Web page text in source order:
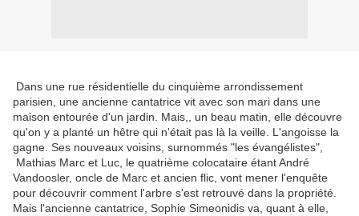
Dans une rue résidentielle du cinquième arrondissement
parisien, une ancienne cantatrice vit avec son mari dans une
maison entourée d'un jardin. Mais,, un beau matin, elle découvre
qu'on y a planté un hêtre qui n'était pas là la veille. L'angoisse la
gagne. Ses nouveaux voisins, surnommés "les évangélistes",
Mathias Marc et Luc, le quatrième colocataire étant André
Vandoosler, oncle de Marc et ancien flic, vont mener l'enquête
pour découvrir comment l'arbre s'est retrouvé dans la propriété.
Mais l'ancienne cantatrice, Sophie Simeonidis va, quant à elle,